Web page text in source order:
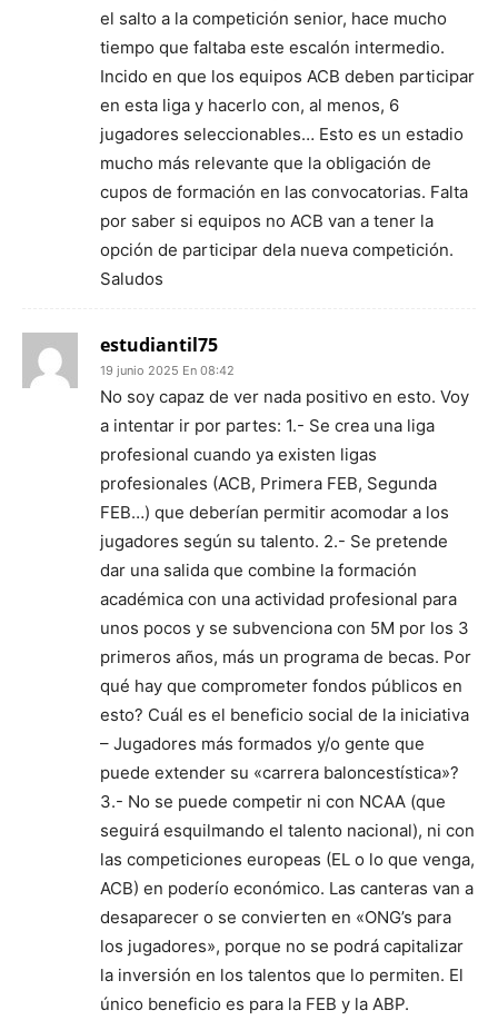
el salto a la competición senior, hace mucho
tiempo que faltaba este escalón intermedio.
Incido en que los equipos ACB deben participar
en esta liga y hacerlo con, al menos, 6
jugadores seleccionables… Esto es un estadio
mucho más relevante que la obligación de
cupos de formación en las convocatorias. Falta
por saber si equipos no ACB van a tener la
opción de participar dela nueva competición.
Saludos
estudiantil75
19 junio 2025 En 08:42
No soy capaz de ver nada positivo en esto. Voy
a intentar ir por partes: 1.- Se crea una liga
profesional cuando ya existen ligas
profesionales (ACB, Primera FEB, Segunda
FEB…) que deberían permitir acomodar a los
jugadores según su talento. 2.- Se pretende
dar una salida que combine la formación
académica con una actividad profesional para
unos pocos y se subvenciona con 5M por los 3
primeros años, más un programa de becas. Por
qué hay que comprometer fondos públicos en
esto? Cuál es el beneficio social de la iniciativa
– Jugadores más formados y/o gente que
puede extender su «carrera baloncestística»?
3.- No se puede competir ni con NCAA (que
seguirá esquilmando el talento nacional), ni con
las competiciones europeas (EL o lo que venga,
ACB) en poderío económico. Las canteras van a
desaparecer o se convierten en «ONG’s para
los jugadores», porque no se podrá capitalizar
la inversión en los talentos que lo permiten. El
único beneficio es para la FEB y la ABP.